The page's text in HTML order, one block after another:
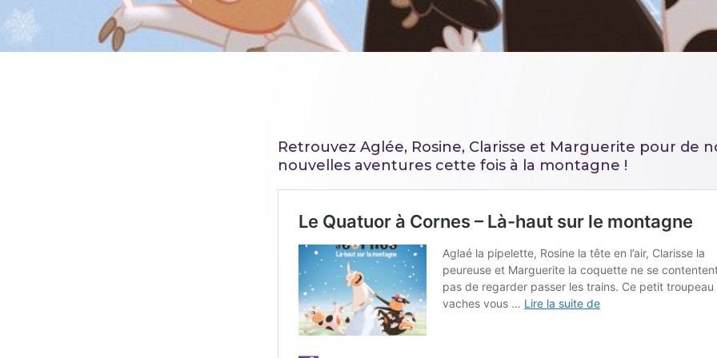
Retrouvez Aglée, Rosine, Clarisse et Marguerite pour de
nouvelles aventures cette fois à la montagne !